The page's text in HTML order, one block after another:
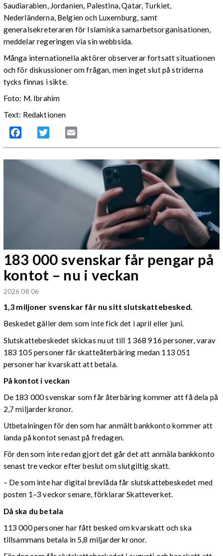
Saudiarabien, Jordanien, Palestina, Qatar, Turkiet,
Nederländerna, Belgien och Luxemburg, samt
generalsekreteraren för Islamiska samarbetsorganisationen,
meddelar regeringen via sin webbsida.
Många internationella aktörer observerar fortsatt situationen
och för diskussioner om frågan, men inget slut på striderna
tycks finnas i sikte.
Foto: M. Ibrahim
Text: Redaktionen
Facebook Twitter
183 000 svenskar får pengar på
kontot – nu i veckan
2026 08 06
1,3 miljoner svenskar får nu sitt slutskattebesked.
Beskedet gäller dem som inte fick det i april eller juni.
Slutskattebeskedet skickas nu ut till 1 368 916 personer, varav
183 105 personer får skatteåterbäring medan 113 051
personer har kvarskatt att betala.
På kontot i veckan
De 183 000 svenskar som får återbäring kommer att få dela på
2,7 miljarder kronor.
Utbetalningen för den som har anmält bankkonto kommer att
landa på kontot senast på fredagen.
För den som inte redan gjort det går det att anmäla bankkonto
senast tre veckor efter beslut om slutgiltig skatt.
– De som inte har digital brevlåda får slutskattebeskedet med
posten 1–3 veckor senare, förklarar Skatteverket.
Då ska du betala
113 000 personer har fått besked om kvarskatt och ska
tillsammans betala in 5,8 miljarder kronor.